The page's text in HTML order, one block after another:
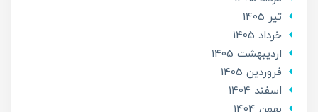
تير 1405
خرداد 1405
ارديبهشت 1405
فروردین 1405
اسفند 1404